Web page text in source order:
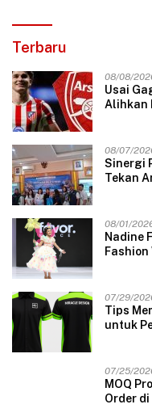
Terbaru
08/08/
Usai
Alihkan
08/07/
Sinergi
Tekan
08/01/
Nadine
Fashion
07/29/
Tips
untuk
07/25/
MOQ
Order